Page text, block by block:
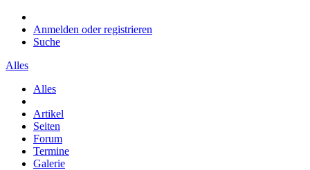
Anmelden oder registrieren
Suche
Alles
Alles
Artikel
Seiten
Forum
Termine
Galerie